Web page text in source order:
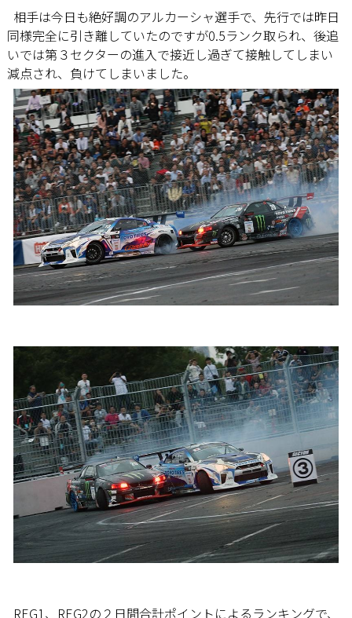
相手は今日も絶好調のアルカーシャ選手で、先行では昨日
同様完全に引き離していたのですが0.5ランク取られ、後追
いでは第３セクターの進入で接近し過ぎて接触してしまい
減点され、負けてしまいました。
REG1、REG2の２日間合計ポイントによるランキングで、